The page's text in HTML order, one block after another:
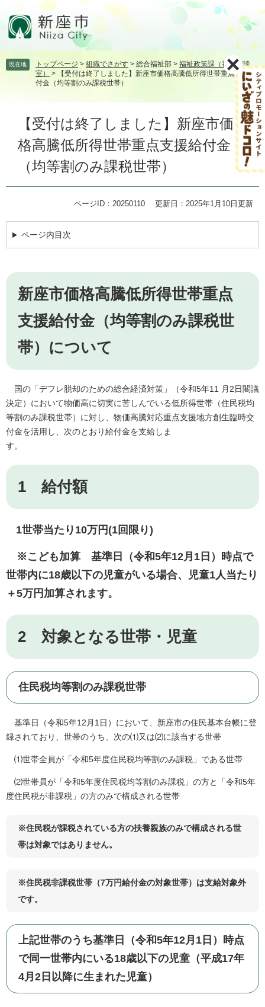
頭飛 現在地 トップページ > 組織でさがす > 総合福祉部 > 福祉政策課（福祉相談
室）
>
【受付は終了しました】新座市価格高騰低所得世帯重点支援給
付金（均等割のみ課税世帯）
【受付は終了しました】新座市価
格高騰低所得世帯重点支援給付金
（均等割のみ課税世帯）
ページID：20250110 更新日：2025年1月10日更新
ページ内目次
新座市価格高騰低所得世帯重点
支援給付金（均等割のみ課税世
帯）について
国の「デフレ脱却のための総合経済対策」（令和5年11 月2日閣議
決定）において物価高に切実に苦しんでいる低所得世帯（住民税均
等割のみ課税世帯）に対し、物価高騰対応重点支援地方創生臨時交
付金を活用し、次のとおり給付金を支給しま
す。
1 給付額
1世帯当たり10万円(1回限り)
※こども加算 基準日（令和5年12月1日）時点で
世帯内に18歳以下の児童がいる場合、児童1人当たり
＋5万円加算されます。
2 対象となる世帯・児童
住民税均等割のみ課税世帯
​ 基準日（令和5年12月1日）において、新座市の住民基本台帳に登
録されており、世帯のうち、次の⑴又は⑵に該当する世帯
⑴世帯全員が「令和5年度住民税均等割のみ課税」である世帯
⑵世帯員が「令和5年度住民税均等割のみ課税」の方と「令和5年
度住民税が非課税」の方のみで構成される世帯
※住民税が課税されている方の扶養親族のみで構成される世
帯は対象ではありません。​
※住民税非課税世帯（7万円給付金の対象世帯）は支給対象外
です。
上記世帯のうち基準日（令和5年12月1日）時点
で同一世帯内にいる18歳以下の児童（平成17年
4月2日以降に生まれた児童）​​